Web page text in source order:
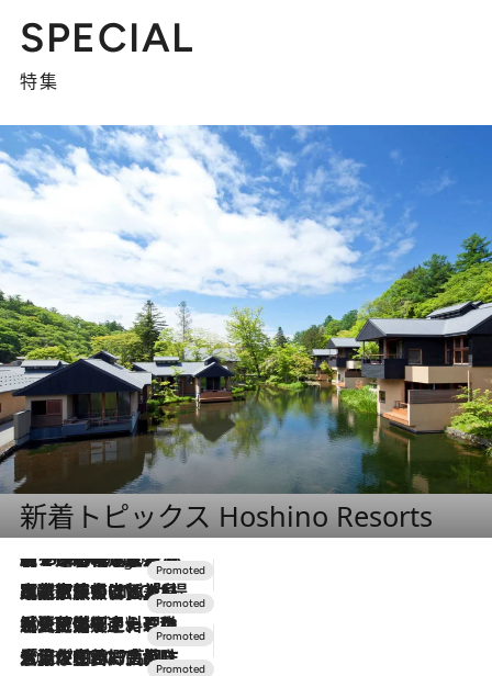
SPECIAL
特集
新着トピックス Hoshino Resorts
4 Hours Ago
【トンボの足水浴】ヒノキの香りに包まれて涼感マックス！約13℃の湧水かけ流しを避暑地「星野温泉 トンボの湯」で体験
2026.7.31
【ホテル帰省】という選択肢をOMOが提案。家族とほどよい距離を保つには「昼は実家、夜は気兼ねなくホテルで！」
2026.7.24
【夏限定ディナーコース】旬を迎える稚鮎や花ズッキーニなどをイタリア・トスカーナの郷土料理の手法で満喫！
2026.7.17
「土佐和ハーブかき氷」がOMO7高知に登場！生姜、山椒、大葉など目にも舌にも涼を呼ぶ郷土の味